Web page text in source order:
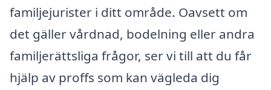
familjejurister i ditt område. Oavsett om
det gäller vårdnad, bodelning eller andra
familjerättsliga frågor, ser vi till att du får
hjälp av proffs som kan vägleda dig